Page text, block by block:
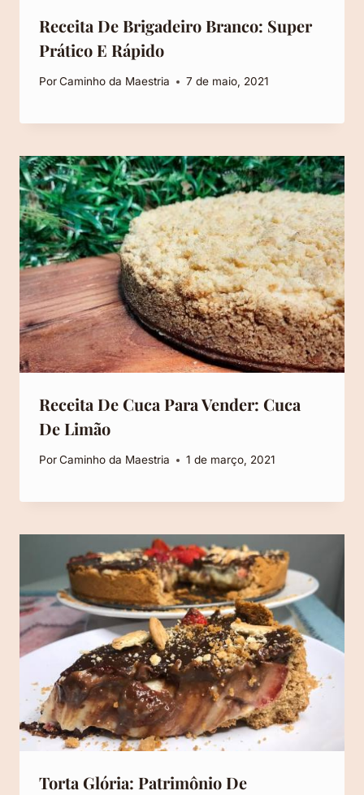
Receita De Brigadeiro Branco: Super
Prático E Rápido
PorCaminho da Maestria 7 de maio, 2021
Receita De Cuca Para Vender: Cuca
De Limão
PorCaminho da Maestria 1 de março, 2021
Torta Glória: Patrimônio De